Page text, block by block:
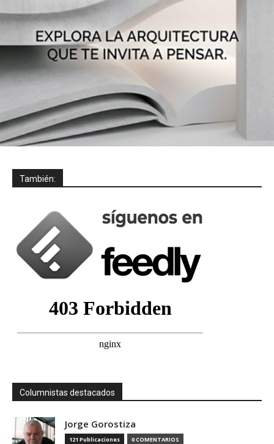
También:
Columnistas destacados
Jorge Gorostiza
121 Publicaciones 0 COMENTARIOS